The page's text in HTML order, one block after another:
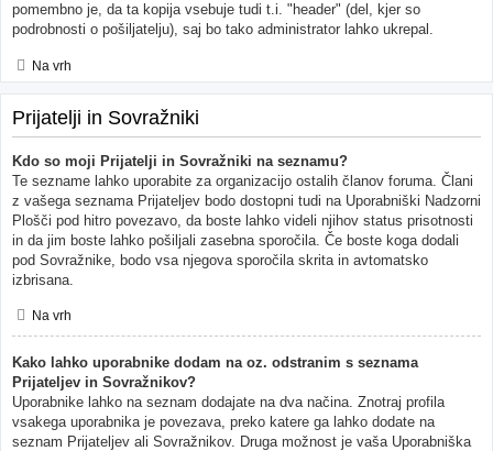
pomembno je, da ta kopija vsebuje tudi t.i. "header" (del, kjer so
podrobnosti o pošiljatelju), saj bo tako administrator lahko ukrepal.
Na vrh
Prijatelji in Sovražniki
Kdo so moji Prijatelji in Sovražniki na seznamu?
Te sezname lahko uporabite za organizacijo ostalih članov foruma. Člani
z vašega seznama Prijateljev bodo dostopni tudi na Uporabniški Nadzorni
Plošči pod hitro povezavo, da boste lahko videli njihov status prisotnosti
in da jim boste lahko pošiljali zasebna sporočila. Če boste koga dodali
pod Sovražnike, bodo vsa njegova sporočila skrita in avtomatsko
izbrisana.
Na vrh
Kako lahko uporabnike dodam na oz. odstranim s seznama
Prijateljev in Sovražnikov?
Uporabnike lahko na seznam dodajate na dva načina. Znotraj profila
vsakega uporabnika je povezava, preko katere ga lahko dodate na
seznam Prijateljev ali Sovražnikov. Druga možnost je vaša Uporabniška